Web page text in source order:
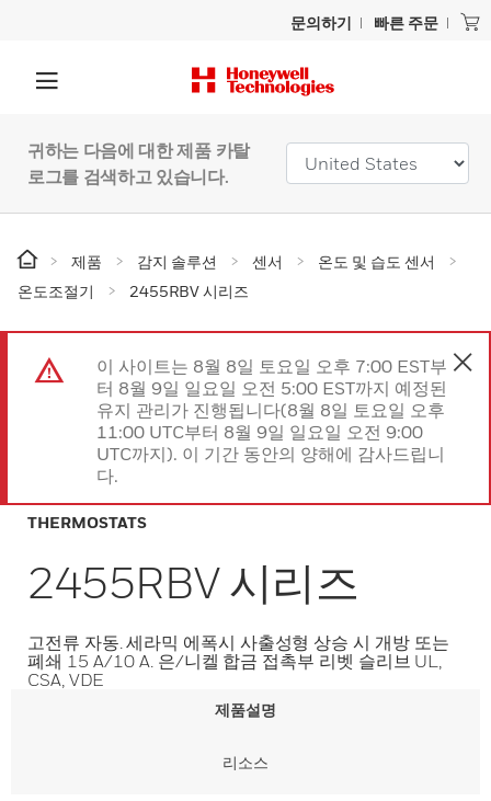
문의하기 빠른 주문
귀하는 다음에 대한 제품 카탈
로그를 검색하고 있습니다.
제품 감지 솔루션 센서
온도 및 습도 센서
온도조절기
2455RBV 시리즈
이 사이트는 8월 8일 토요일 오후 7:00 EST부
터 8월 9일 일요일 오전 5:00 EST까지 예정된
유지 관리가 진행됩니다(8월 8일 토요일 오후
11:00 UTC부터 8월 9일 일요일 오전 9:00
UTC까지). 이 기간 동안의 양해에 감사드립니
다.
THERMOSTATS
2455RBV 시리즈
고전류 자동. 세라믹 에폭시 사출성형 상승 시 개방 또는
폐쇄 15 A/10 A. 은/니켈 합금 접촉부 리벳 슬리브 UL,
CSA, VDE
제품설명
리소스